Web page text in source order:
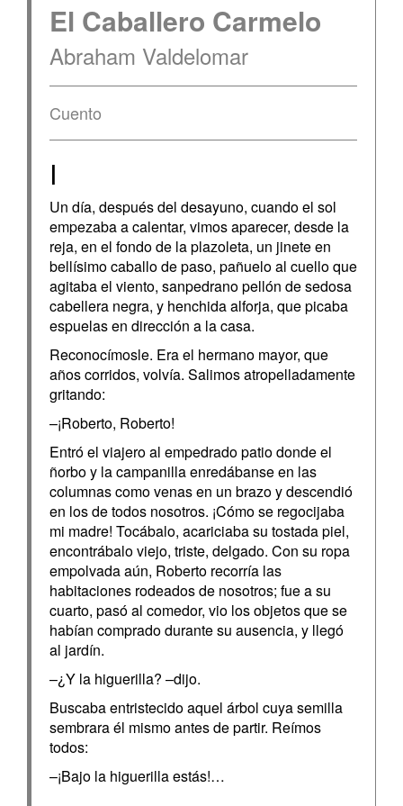
El Caballero Carmelo
Abraham Valdelomar
Cuento
I
Un día, después del desayuno, cuando el sol
empezaba a calentar, vimos aparecer, desde la
reja, en el fondo de la plazoleta, un jinete en
bellísimo caballo de paso, pañuelo al cuello que
agitaba el viento, sanpedrano pellón de sedosa
cabellera negra, y henchida alforja, que picaba
espuelas en dirección a la casa.
Reconocímosle. Era el hermano mayor, que
años corridos, volvía. Salimos atropelladamente
gritando:
–¡Roberto, Roberto!
Entró el viajero al empedrado patio donde el
ñorbo y la campanilla enredábanse en las
columnas como venas en un brazo y descendió
en los de todos nosotros. ¡Cómo se regocijaba
mi madre! Tocábalo, acariciaba su tostada piel,
encontrábalo viejo, triste, delgado. Con su ropa
empolvada aún, Roberto recorría las
habitaciones rodeados de nosotros; fue a su
cuarto, pasó al comedor, vio los objetos que se
habían comprado durante su ausencia, y llegó
al jardín.
–¿Y la higuerilla? –dijo.
Buscaba entristecido aquel árbol cuya semilla
sembrara él mismo antes de partir. Reímos
todos:
–¡Bajo la higuerilla estás!…